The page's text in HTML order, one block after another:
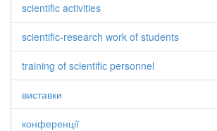
scientific activities
scientific-research work of students
training of scientific personnel
виставки
конференції